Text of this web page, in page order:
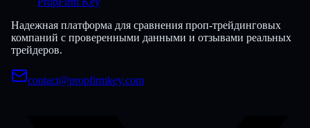
Надежная платформа для сравнения проп-трейдинговых
компаний с проверенными данными и отзывами реальных
трейдеров.
contact@propfirmkey.com